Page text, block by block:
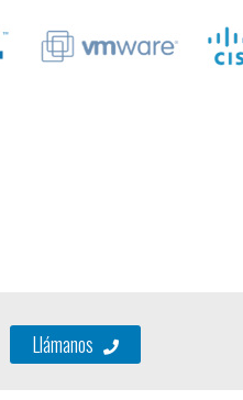
Llámanos